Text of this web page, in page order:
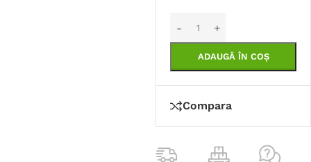
ADAUGĂ ÎN COȘ
Compara